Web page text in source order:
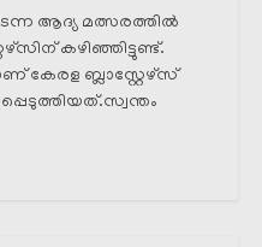
ആദ്യ മത്സരത്തിൽ
കഴിഞ്ഞിട്ടുണ്ട്.
കേരള ബ്ലാസ്റ്റേഴ്സ്